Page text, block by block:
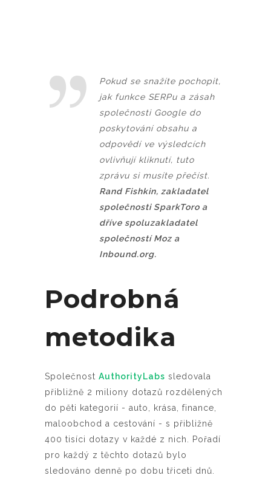
Pokud se snažíte pochopit,
jak funkce SERPu a zásah
společnosti Google do
poskytování obsahu a
odpovědí ve výsledcích
ovlivňují kliknutí, tuto
zprávu si musíte přečíst.
Rand Fishkin, zakladatel
společnosti SparkToro a
dříve spoluzakladatel
společností Moz a
Inbound.org.
Podrobná
metodika
Společnost AuthorityLabs sledovala
přibližně 2 miliony dotazů rozdělených
do pěti kategorií - auto, krása, finance,
maloobchod a cestování - s přibližně
400 tisíci dotazy v každé z nich. Pořadí
pro každý z těchto dotazů bylo
sledováno denně po dobu třiceti dnů.